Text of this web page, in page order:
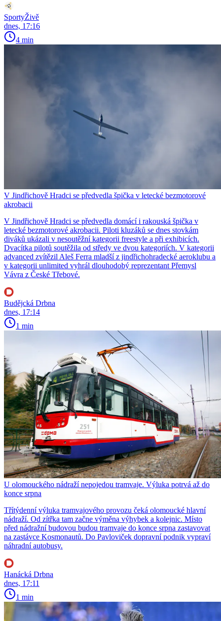
SportyŽivě
dnes, 17:16
4 min
V Jindřichově Hradci se předvedla špička v letecké bezmotorové
akrobacii
V Jindřichově Hradci se předvedla domácí i rakouská špička v
letecké bezmotorové akrobacii. Piloti kluzáků se dnes stovkám
diváků ukázali v nesoutěžní kategorii freestyle a při exhibicích.
Dvacítka pilotů soutěžila od středy ve dvou kategoriích. V kategorii
advanced zvítězil Aleš Ferra mladší z jindřichohradecké aeroklubu a
v kategorii unlimited vyhrál dlouhodobý reprezentant Přemysl
Vávra z České Třebové.
Budějcká Drbna
dnes, 17:14
1 min
U olomouckého nádraží nepojedou tramvaje. Výluka potrvá až do
konce srpna
Třítýdenní výluka tramvajového provozu čeká olomoucké hlavní
nádraží. Od zítřka tam začne výměna výhybek a kolejnic. Místo
před nádražní budovou budou tramvaje do konce srpna zastavovat
na zastávce Kosmonautů. Do Pavloviček dopravní podnik vypraví
náhradní autobusy.
Hanácká Drbna
dnes, 17:11
1 min